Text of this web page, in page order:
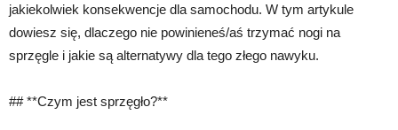
jakiekolwiek konsekwencje dla samochodu. W tym artykule
dowiesz się, dlaczego nie powinieneś/aś trzymać nogi na
sprzęgle i jakie są alternatywy dla tego złego nawyku.
## **Czym jest sprzęgło?**